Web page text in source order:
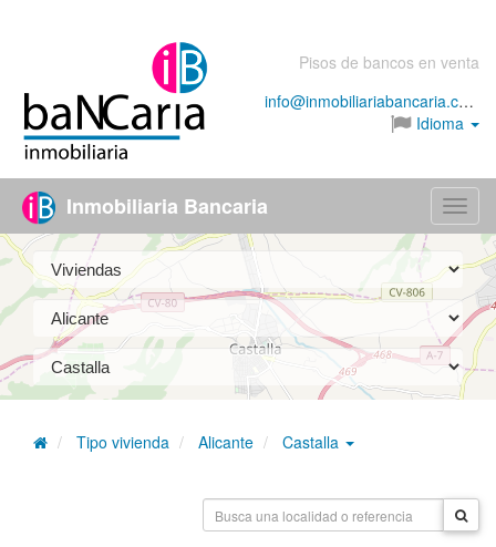
Pisos de bancos en venta
info@inmobiliariabancaria.com
Idioma
Menú
Inmobiliaria Bancaria
Tipo vivienda Alicante Castalla